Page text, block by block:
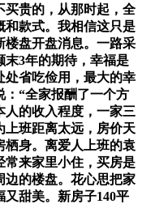
买贵的，从那时起，全
和款式。我相信这只是
楼盘开盘消息。一路采
末3年的期待，幸福是
处省吃俭用，最大的幸
：“全家报酬了一个方
的收入程度，一家三
上班距离太远，房价天
栖身。离爱人上班的袁
常来家里小住，买房是
边的楼盘。花心思把家
甜美。新房子140平